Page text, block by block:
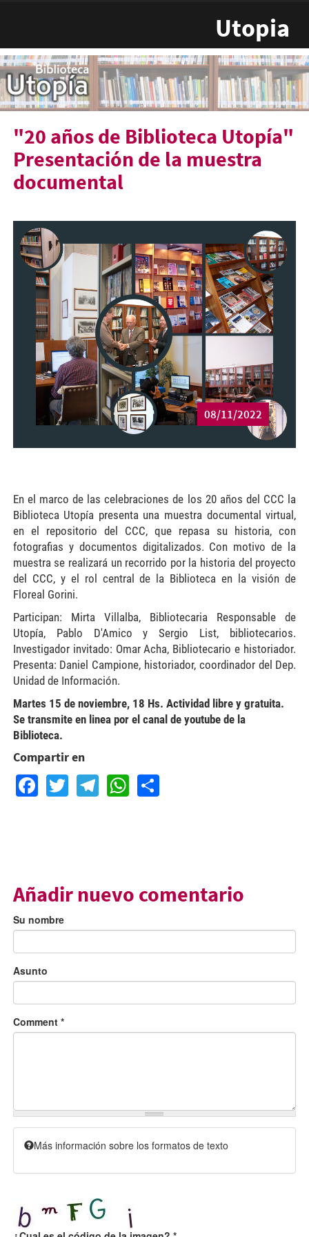
Utopia
"20 años de Biblioteca Utopía"
Presentación de la muestra
documental
08/11/2022
En el marco de las celebraciones de los 20 años del CCC la
Biblioteca Utopía presenta una muestra documental virtual,
en el repositorio del CCC, que repasa su historia, con
fotografias y documentos digitalizados. Con motivo de la
muestra se realizará un recorrido por la historia del proyecto
del CCC, y el rol central de la Biblioteca en la visión de
Floreal Gorini.
Participan: Mirta Villalba, Bibliotecaria Responsable de
Utopía, Pablo D'Amico y Sergio List, bibliotecarios.
Investigador invitado: Omar Acha, Bibliotecario e historiador.
Presenta: Daniel Campione, historiador, coordinador del Dep.
Unidad de Información.
Martes 15 de noviembre, 18 Hs. Actividad libre y gratuita.
Se transmite en linea por el canal de youtube de la
Biblioteca.
Compartir en
Facebook
TwitterTelegram
WhatsApp
Share
Añadir nuevo comentario
Su nombre
Asunto
Comment *
Más información sobre los formatos de texto